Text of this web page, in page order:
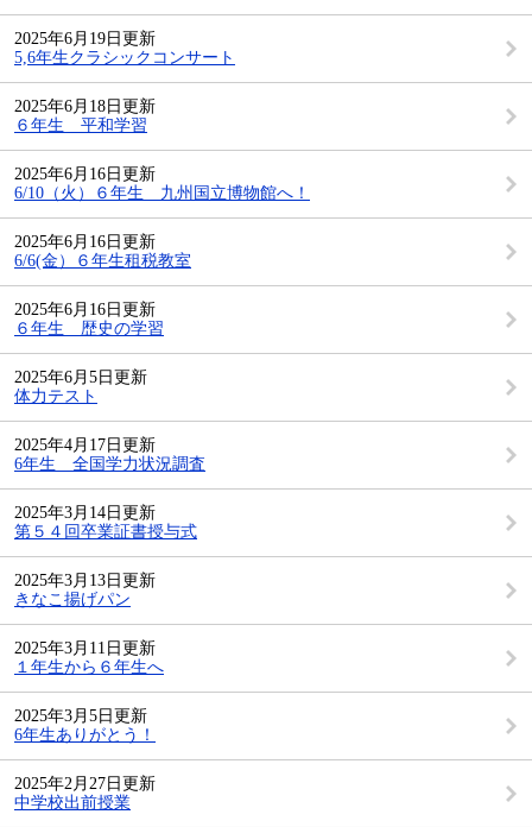
2025年6月19日更新
5,6年生クラシックコンサート
2025年6月18日更新
６年生 平和学習
2025年6月16日更新
6/10（火）６年生 九州国立博物館へ！
2025年6月16日更新
6/6(金）６年生租税教室
2025年6月16日更新
６年生 歴史の学習
2025年6月5日更新
体力テスト
2025年4月17日更新
6年生 全国学力状況調査
2025年3月14日更新
第５４回卒業証書授与式
2025年3月13日更新
きなこ揚げパン
2025年3月11日更新
１年生から６年生へ
2025年3月5日更新
6年生ありがとう！
2025年2月27日更新
中学校出前授業